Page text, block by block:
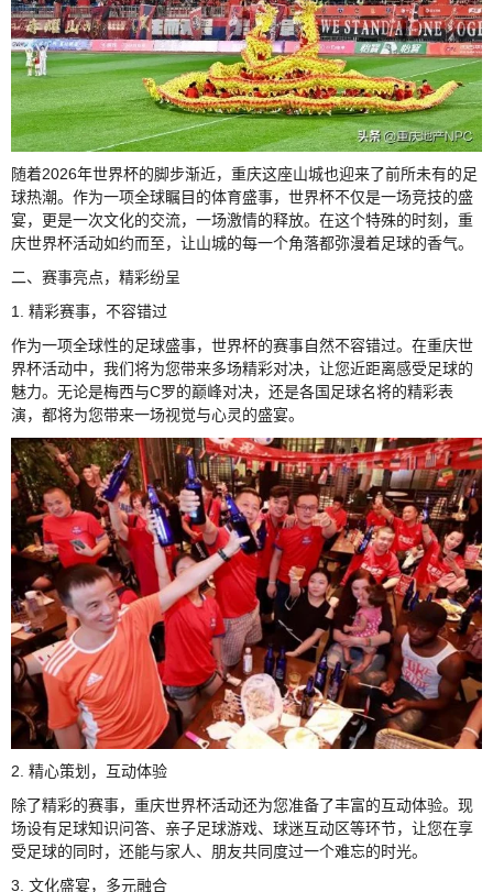
随着2026年世界杯的脚步渐近，重庆这座山城也迎来了前所未有的足
球热潮。作为一项全球瞩目的体育盛事，世界杯不仅是一场竞技的盛
宴，更是一次文化的交流，一场激情的释放。在这个特殊的时刻，重
庆世界杯活动如约而至，让山城的每一个角落都弥漫着足球的香气。
二、赛事亮点，精彩纷呈
1. 精彩赛事，不容错过
作为一项全球性的足球盛事，世界杯的赛事自然不容错过。在重庆世
界杯活动中，我们将为您带来多场精彩对决，让您近距离感受足球的
魅力。无论是梅西与C罗的巅峰对决，还是各国足球名将的精彩表
演，都将为您带来一场视觉与心灵的盛宴。
2. 精心策划，互动体验
除了精彩的赛事，重庆世界杯活动还为您准备了丰富的互动体验。现
场设有足球知识问答、亲子足球游戏、球迷互动区等环节，让您在享
受足球的同时，还能与家人、朋友共同度过一个难忘的时光。
3. 文化盛宴，多元融合